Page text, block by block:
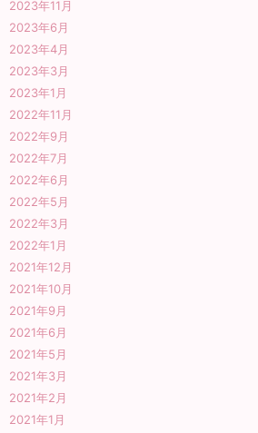
2023年11月
2023年6月
2023年4月
2023年3月
2023年1月
2022年11月
2022年9月
2022年7月
2022年6月
2022年5月
2022年3月
2022年1月
2021年12月
2021年10月
2021年9月
2021年6月
2021年5月
2021年3月
2021年2月
2021年1月